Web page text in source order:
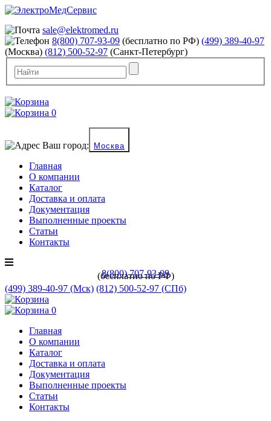
sale@elektromed.ru
8(800) 707-93-09 (бесплатно по РФ) (499) 389-40-97
(Москва) (812) 500-52-97 (Санкт-Петербург)
0
Ваш город: Москва
Главная
О компании
Каталог
Доставка и оплата
Документация
Выполненные проекты
Статьи
Контакты
8(800) 707-93-09
(бесплатно по РФ)
(499) 389-40-97 (Мск) (812) 500-52-97 (СПб)
0
Главная
О компании
Каталог
Доставка и оплата
Документация
Выполненные проекты
Статьи
Контакты